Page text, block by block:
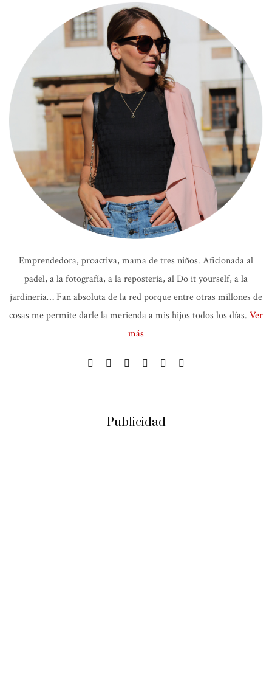
Emprendedora, proactiva, mama de tres niños. Aficionada al
padel, a la fotografía, a la repostería, al Do it yourself, a la
jardinería… Fan absoluta de la red porque entre otras millones de
cosas me permite darle la merienda a mis hijos todos los días. Ver
más
Publicidad